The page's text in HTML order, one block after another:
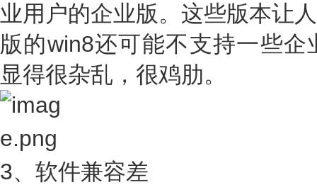
业用户的企业版。这些版本让
版的win8还可能不支持一些
显得很杂乱，很鸡肋。
3、软件兼容差